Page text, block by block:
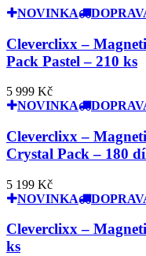
NOVINKA
Cleverclixx –
Pack Pastel – 210 ks
5 999 Kč
NOVINKA
Cleverclixx –
Crystal Pack – 180
5 199 Kč
NOVINKA
Cleverclixx –
ks